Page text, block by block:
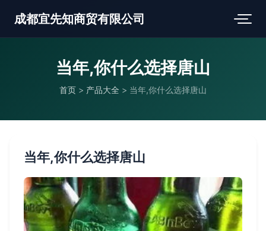
成都宜先知商贸有限公司
当年,你什么选择唐山
首页 > 产品大全 > 当年,你什么选择唐山
当年,你什么选择唐山